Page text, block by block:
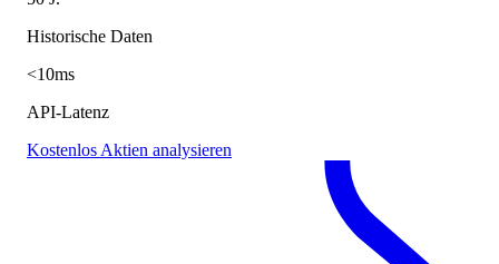
Historische Daten
<10ms
API-Latenz
Kostenlos Aktien analysieren